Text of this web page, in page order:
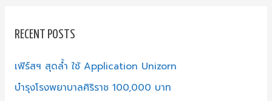
hRECENT POSTS
เฟิร์สฯ สุดล้ำ ใช้ Application Unizorn
บำรุงโรงพยาบาลศิริราช 100,000 บาท